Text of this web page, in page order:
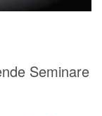
Seminare